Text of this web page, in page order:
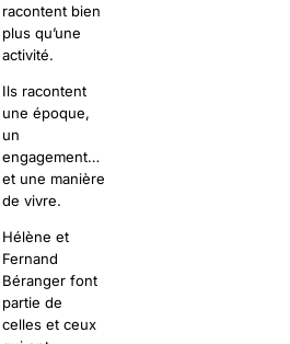
racontent bien
plus qu’une
activité.
Ils racontent
une époque,
un
engagement…
et une manière
de vivre.
Hélène et
Fernand
Béranger font
partie de
celles et ceux